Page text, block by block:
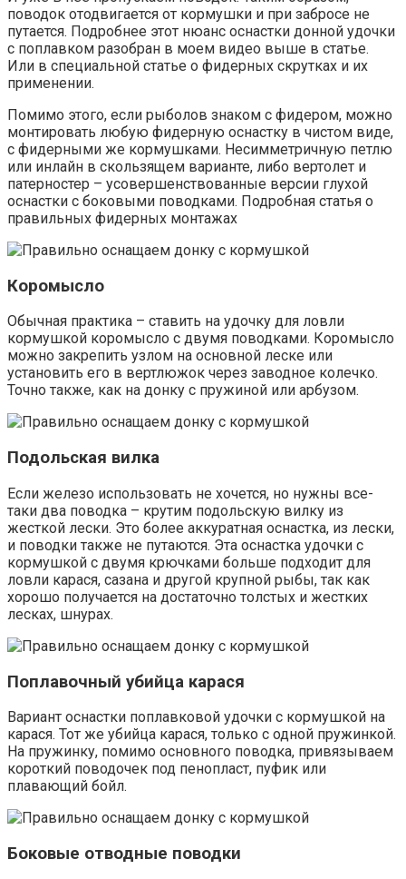
поводок отодвигается от кормушки и при забросе не
путается. Подробнее этот нюанс оснастки донной удочки
с поплавком разобран в моем видео выше в статье.
Или в специальной статье о фидерных скрутках и их
применении.
Помимо этого, если рыболов знаком с фидером, можно
монтировать любую фидерную оснастку в чистом виде,
с фидерными же кормушками. Несимметричную петлю
или инлайн в скользящем варианте, либо вертолет и
патерностер – усовершенствованные версии глухой
оснастки с боковыми поводками. Подробная статья о
правильных фидерных монтажах
Коромысло
Обычная практика – ставить на удочку для ловли
кормушкой коромысло с двумя поводками. Коромысло
можно закрепить узлом на основной леске или
установить его в вертлюжок через заводное колечко.
Точно также, как на донку с пружиной или арбузом.
Подольская вилка
Если железо использовать не хочется, но нужны все-
таки два поводка – крутим подольскую вилку из
жесткой лески. Это более аккуратная оснастка, из лески,
и поводки также не путаются. Эта оснастка удочки с
кормушкой с двумя крючками больше подходит для
ловли карася, сазана и другой крупной рыбы, так как
хорошо получается на достаточно толстых и жестких
лесках, шнурах.
Поплавочный убийца карася
Вариант оснастки поплавковой удочки с кормушкой на
карася. Тот же убийца карася, только с одной пружинкой.
На пружинку, помимо основного поводка, привязываем
короткий поводочек под пенопласт, пуфик или
плавающий бойл.
Боковые отводные поводки